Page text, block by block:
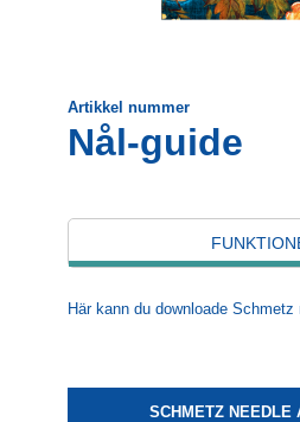
Artikkel nummer
Nål-guide
Här kann du downloade Schmetz
SCHMETZ NEEDLE